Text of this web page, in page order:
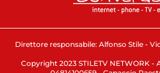
Direttore responsabile: Alfonso Stile -
Copyright 2023 STILETV NETWORK -